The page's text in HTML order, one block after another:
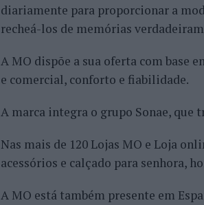
diariamente para proporcionar a
recheá-los de memórias
A MO dispõe a sua oferta com base
e comercial, conforto e fiabilidade.
A marca integra o grupo Sonae, que
Nas mais de 120 Lojas MO e Loja
acessórios e calçado para senhora,
A MO está também presente em